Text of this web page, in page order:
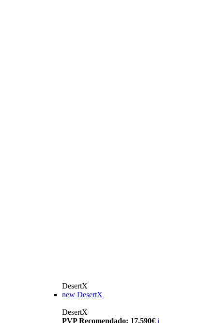
DesertX
new DesertX
DesertX
PVP Recomendado: 17.590€ i